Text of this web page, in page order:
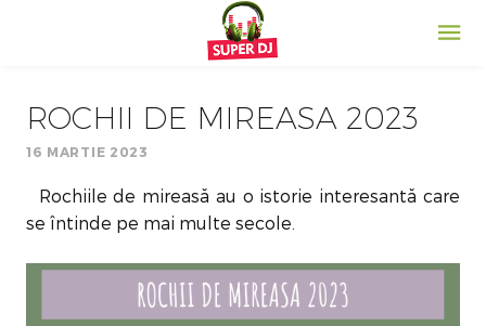
ROCHII DE MIREASA 2023
16 MARTIE 2023
Rochiile de mireasă au o istorie interesantă care
se întinde pe mai multe secole.